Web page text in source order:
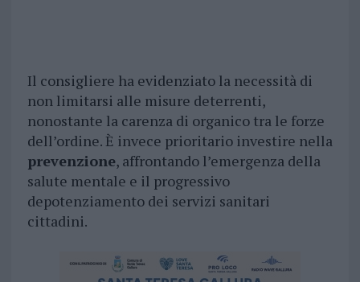
Il consigliere ha evidenziato la necessità di
non limitarsi alle misure deterrenti,
nonostante la carenza di organico tra le forze
dell’ordine. È invece prioritario investire nella
prevenzione, affrontando l’emergenza della
salute mentale e il progressivo
depotenziamento dei servizi sanitari
cittadini.